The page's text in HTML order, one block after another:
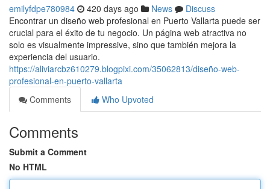
emilyfdpe780984 420 days ago News
Discuss
Encontrar un diseño web profesional en Puerto Vallarta puede ser
crucial para el éxito de tu negocio. Un página web atractiva no
solo es visualmente impressive, sino que también mejora la
experiencia del usuario.
https://aliviarcbz610279.blogpixi.com/35062813/diseño-web-
profesional-en-puerto-vallarta
Comments
Who Upvoted
Comments
Submit a Comment
No HTML